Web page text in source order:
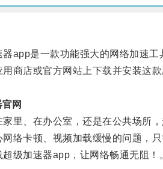
是一款功能强大的网络加速工
店或官方网站上下载并安装这款
网
、在办公室，还是在公共场所，
卡顿、视频加载缓慢的问题，只
加速器app，让网络畅通无阻！